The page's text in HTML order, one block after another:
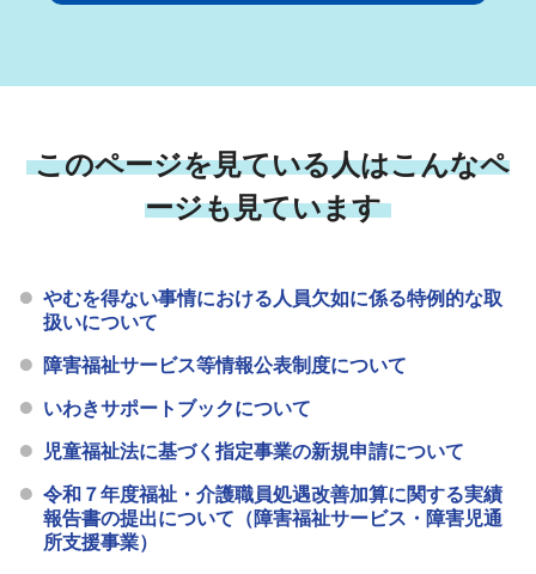
このページを見ている人はこんなペ
ージも見ています
やむを得ない事情における人員欠如に係る特例的な取
扱いについて
障害福祉サービス等情報公表制度について
いわきサポートブックについて
児童福祉法に基づく指定事業の新規申請について
令和７年度福祉・介護職員処遇改善加算に関する実績
報告書の提出について（障害福祉サービス・障害児通
所支援事業）